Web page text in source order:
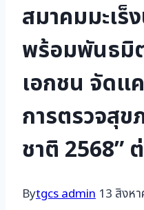
สมาคมมะเร็
พร้อมพันธมิ
เอกชน จัดแ
การตรวจสุ
ชาติ 2568”
Bytgcs admin 13 สิงห